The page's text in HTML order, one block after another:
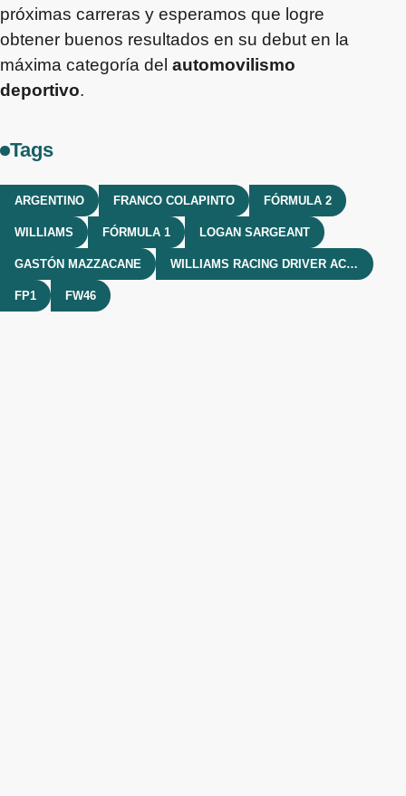
próximas carreras y esperamos que logre
obtener buenos resultados en su debut en la
máxima categoría del automovilismo
deportivo.
Tags
ARGENTINO FRANCO COLAPINTO FÓRMULA 2
WILLIAMS FÓRMULA 1 LOGAN SARGEANT
GASTÓN MAZZACANE WILLIAMS RACING DRIVER ACADEMY
FP1 FW46